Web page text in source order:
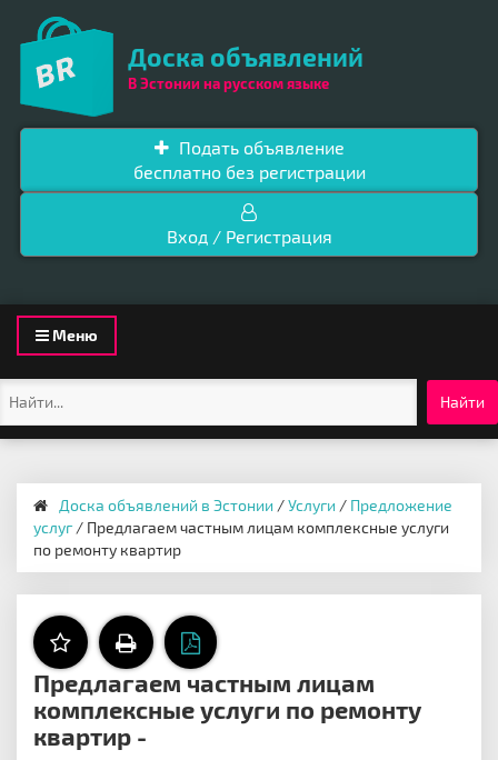
Доска объявлений
В Эстонии на русском языке
Подать объявление
бесплатно без регистрации
Вход / Регистрация
Toggle
navigation
Меню
Найти
Доска объявлений в Эстонии /Услуги / Предложение
услуг/ Предлагаем частным лицам комплексные услуги
по ремонту квартир
Предлагаем частным лицам
комплексные услуги по ремонту
квартир -